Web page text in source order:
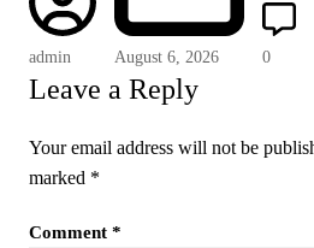
admin August 6, 2026 0
Leave a Reply
Your email address will not be
marked *
Comment *